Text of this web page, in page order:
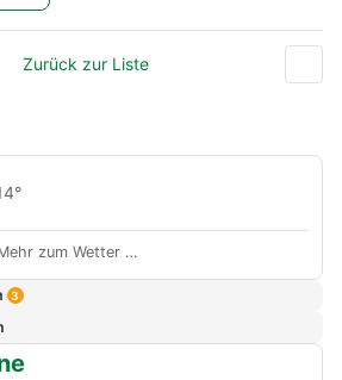
Zurück zur Liste
zum Wetter …
3